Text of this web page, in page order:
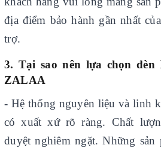
địa điểm bảo hành gần nhất
trợ.
3. Tại sao nên lựa chọn
ZALAA
- Hệ thống nguyên liệu và linh
có xuất xứ rõ ràng. Chất
duyệt nghiêm ngặt. Những sản